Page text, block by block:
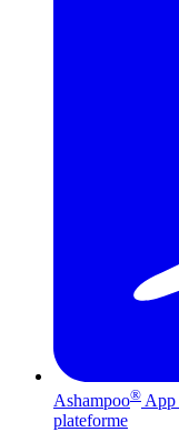
Ashampoo® App
plateforme